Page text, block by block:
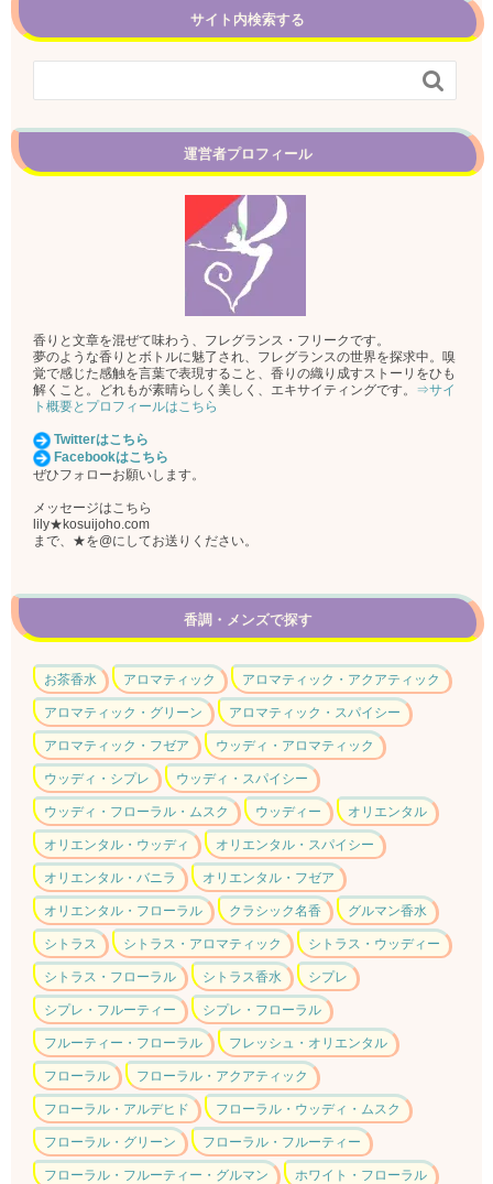
サイト内検索する

運営者プロフィール
香りと文章を混ぜて味わう、フレグランス・フリークです。
夢のような香りとボトルに魅了され、フレグランスの世界を探求中。嗅
覚で感じた感触を言葉で表現すること、香りの織り成すストーリをひも
解くこと。どれもが素晴らしく美しく、エキサイティングです。 ⇒サイ
ト概要とプロフィールはこちら
Twitterはこちら
Facebookはこちら
ぜひフォローお願いします。
メッセージはこちら
lily★kosuijoho.com
まで、★を@にしてお送りください。
香調・メンズで探す
お茶香水 アロマティック アロマティック・アクアティック
アロマティック・グリーン アロマティック・スパイシー
アロマティック・フゼア ウッディ・アロマティック
ウッディ・シプレ ウッディ・スパイシー
ウッディ・フローラル・ムスク ウッディー オリエンタル
オリエンタル・ウッディ オリエンタル・スパイシー
オリエンタル・バニラ オリエンタル・フゼア
オリエンタル・フローラル クラシック名香 グルマン香水
シトラス シトラス・アロマティック シトラス・ウッディー
シトラス・フローラル シトラス香水 シプレ
シプレ・フルーティー シプレ・フローラル
フルーティー・フローラル フレッシュ・オリエンタル
フローラル フローラル・アクアティック
フローラル・アルデヒド フローラル・ウッディ・ムスク
フローラル・グリーン フローラル・フルーティー
フローラル・フルーティー・グルマン ホワイト・フローラル